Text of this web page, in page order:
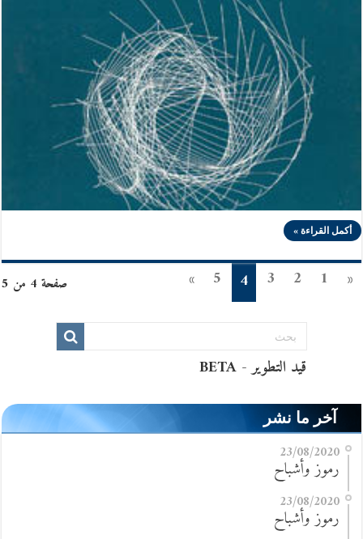
أكمل القراءة »
صفحة 4 من 5 «
1
2
3
4
5
»
آخر ما نشر
23/08/2020
رموز وأشباح
23/08/2020
رموز وأشباح